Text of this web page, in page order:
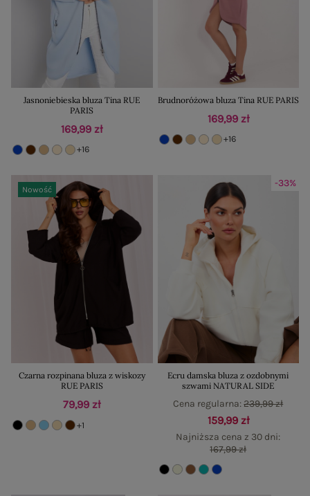
Jasnoniebieska bluza Tina RUE
PARIS
169,99 zł
+16
Brudnoróżowa bluza Tina RUE PARIS
169,99 zł
+16
Nowość
Czarna rozpinana bluza z wiskozy
RUE PARIS
79,99 zł
+1
-33%
Ecru damska bluza z ozdobnymi
szwami NATURAL SIDE
159,99 zł
Najniższa cena z 30 dni:
167,99 zł
Cena regularna:239,99 zł